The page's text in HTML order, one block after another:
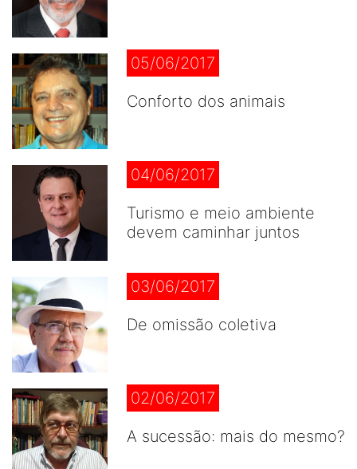
05/06/2017
Conforto dos animais
04/06/2017
Turismo e meio ambiente
devem caminhar juntos
03/06/2017
De omissão coletiva
02/06/2017
A sucessão: mais do mesmo?